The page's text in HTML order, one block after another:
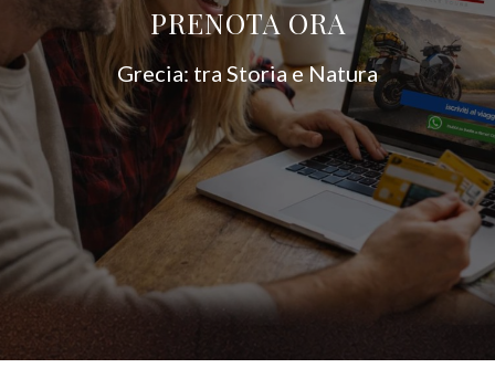
PRENOTA ORA
Grecia: tra Storia e Natura